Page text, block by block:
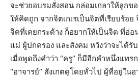
จะช่วยอบรมสั่งสอน กล่อมเกลาให้ลูกข
ให้คิดถูก จากจิตเกเรเป็นจิตที่เรียบร้อ
จิตที่เคยกระด้าง ก็อยากให้เป็นจิต ที่อ่
แม่ ผู้ปกครอง และสังคม หวังว่าจะได้รั
เมื่อพูดถึงคำว่า “ครู” ก็มีอีกคำหนึ่งแทร
“อาจารย์” สังเกตดูโดยทั่วไป ผู้ที่อยู่ใ